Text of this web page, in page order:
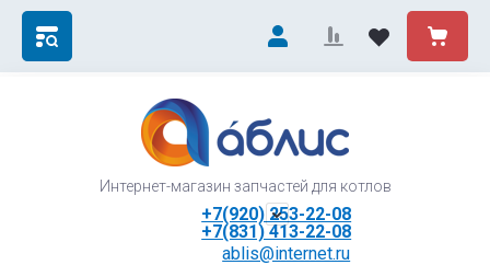
Интернет-магазин запчастей для котлов
+7(920) 253-22-08
+7(831) 413-22-08
ablis@internet.ru